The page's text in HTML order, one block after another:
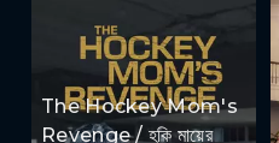
The Hockey Mom's
Revenge / হকি মায়ের